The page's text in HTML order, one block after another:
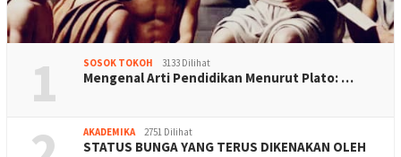
1 SOSOK TOKOH 3133 Dilihat
Mengenal Arti Pendidikan Menurut Plato: …
AKADEMIKA 2751 Dilihat
STATUS BUNGA YANG TERUS DIKENAKAN OLEH